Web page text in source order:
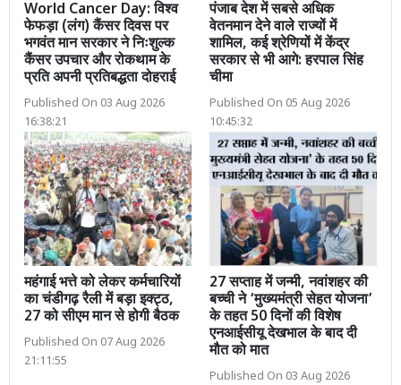
World Cancer Day: विश्व
फेफड़ा (लंग) कैंसर दिवस पर
भगवंत मान सरकार ने निःशुल्क
कैंसर उपचार और रोकथाम के
प्रति अपनी प्रतिबद्धता दोहराई
Published On 03 Aug 2026
16:38:21
पंजाब देश में सबसे अधिक
वेतनमान देने वाले राज्यों में
शामिल, कई श्रेणियों में केंद्र
सरकार से भी आगे: हरपाल सिंह
चीमा
Published On 05 Aug 2026
10:45:32
महंगाई भत्ते को लेकर कर्मचारियों
का चंडीगढ़ रैली में बड़ा इक्ट्ठ,
27 को सीएम मान से होगी बैठक
Published On 07 Aug 2026
21:11:55
27 सप्ताह में जन्मी, नवांशहर की
बच्ची ने ‘मुख्यमंत्री सेहत योजना’
के तहत 50 दिनों की विशेष
एनआईसीयू देखभाल के बाद दी
मौत को मात
Published On 03 Aug 2026